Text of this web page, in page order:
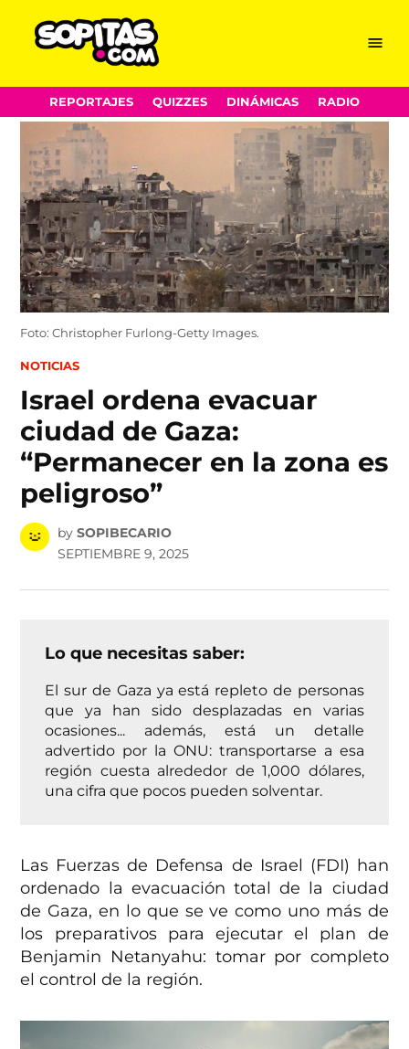
Skip
to
content
Menu
REPORTAJES QUIZZES DINÁMICAS RADIO
Foto: Christopher Furlong-Getty Images.
POSTED
NOTICIAS
Israel ordena evacuar
ciudad de Gaza:
“Permanecer en la zona es
peligroso”
by SOPIBECARIO
SEPTIEMBRE 9, 2025
Lo que necesitas saber:
El sur de Gaza ya está repleto de personas
que ya han sido desplazadas en varias
ocasiones... además, está un detalle
advertido por la ONU: transportarse a esa
región cuesta alrededor de 1,000 dólares,
una cifra que pocos pueden solventar.
Las Fuerzas de Defensa de Israel (FDI) han
ordenado la evacuación total de la ciudad
de Gaza, en lo que se ve como uno más de
los preparativos para ejecutar el plan de
Benjamin Netanyahu: tomar por completo
el control de la región.